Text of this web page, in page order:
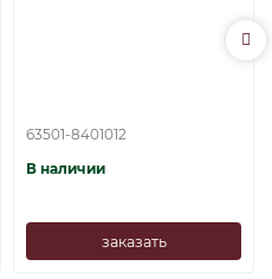
63501-8401012
В наличии
заказать